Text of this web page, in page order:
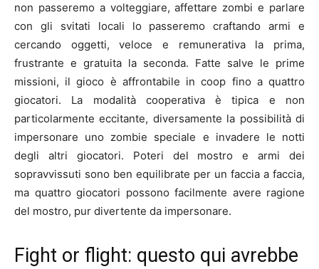
non passeremo a volteggiare, affettare zombi e parlare
con gli svitati locali lo passeremo craftando armi e
cercando oggetti, veloce e remunerativa la prima,
frustrante e gratuita la seconda. Fatte salve le prime
missioni, il gioco è affrontabile in coop fino a quattro
giocatori. La modalità cooperativa è tipica e non
particolarmente eccitante, diversamente la possibilità di
impersonare uno zombie speciale e invadere le notti
degli altri giocatori. Poteri del mostro e armi dei
sopravvissuti sono ben equilibrate per un faccia a faccia,
ma quattro giocatori possono facilmente avere ragione
del mostro, pur divertente da impersonare.
Fight or flight: questo qui avrebbe